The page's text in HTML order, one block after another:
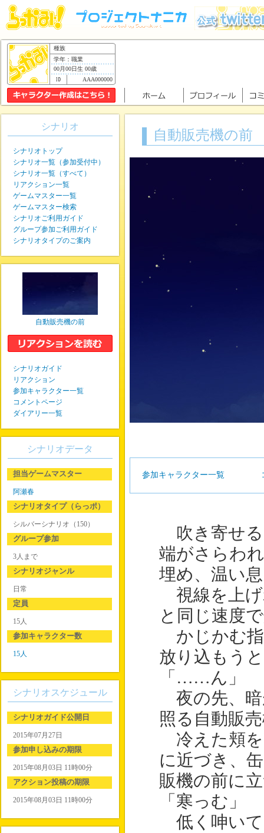
種族
学年：職業
00月00日生 00歳
AAA000000
自動販売機の前
参加キャラクター一覧
吹き寄せる
端がさらわ
埋め、温い
視線を上げ
と同じ速度
かじかむ指
放り込もう
「……ん」
夜の先、暗
照る自動販
冷えた頬を
に近づき、
販機の前に
「寒っむ」
低く呻いて
シナリオ
シナリオトップ
シナリオ一覧（参加受付中）
シナリオ一覧（すべて）
リアクション一覧
ゲームマスター一覧
ゲームマスター検索
シナリオご利用ガイド
グループ参加ご利用ガイド
シナリオタイプのご案内
自動販売機の前
シナリオガイド
リアクション
参加キャラクター一覧
コメントページ
ダイアリー一覧
シナリオデータ
担当ゲームマスター
阿瀬春
シナリオタイプ（らっポ）
シルバーシナリオ（150）
グループ参加
3人まで
シナリオジャンル
日常
定員
15人
参加キャラクター数
15人
シナリオスケジュール
シナリオガイド公開日
2015年07月27日
参加申し込みの期限
2015年08月03日 11時00分
アクション投稿の期限
2015年08月03日 11時00分